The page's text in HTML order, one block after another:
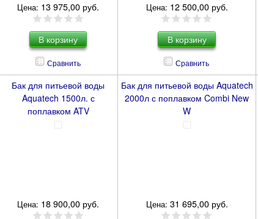
Цена: 13 975,00 руб.
Сравнить
Цена: 12 500,00 руб.
Сравнить
Бак для питьевой воды
Aquatech 1500л. с
поплавком ATV
Цена: 18 900,00 руб.
Бак для питьевой воды Aquatech
2000л с поплавком Combi New
W
Цена: 31 695,00 руб.